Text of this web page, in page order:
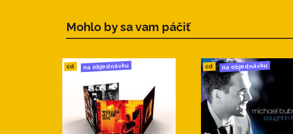
Mohlo by sa vam páčiť
cd na objednávku cd na objednávku